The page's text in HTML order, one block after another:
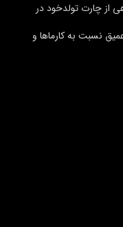
از چارت تولدخود در
نسبت به کارماها و